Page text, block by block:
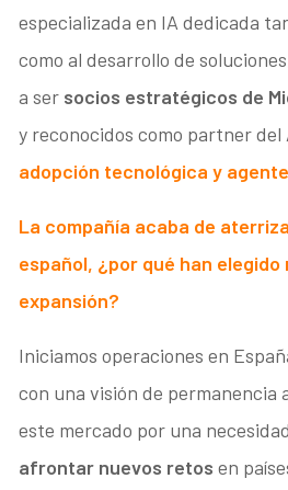
especializada en IA dedicada
como al desarrollo de
a ser socios estratégicos de
y reconocidos como partner del
adopción tecnológica y
La compañía acaba de
español, ¿por qué han
expansión?
Iniciamos operaciones en
con una visión de permanencia
este mercado por una
afrontar nuevos retos en